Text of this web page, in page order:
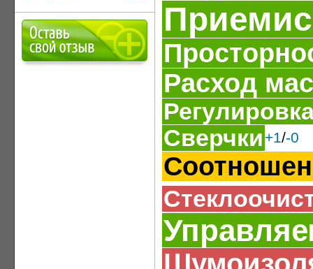
Расход
Сверчки +1/-0